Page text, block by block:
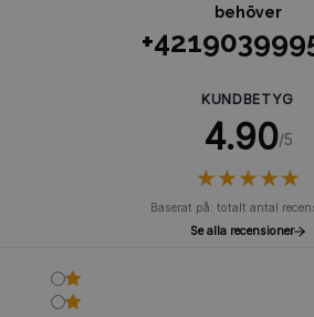
behöver
KUNDBETYG
4.90/5
★★★★★
★★★★★
Baserat på: totalt antal
Se alla recensioner